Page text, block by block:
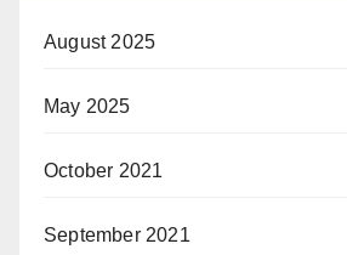
August 2025
May 2025
October 2021
September 2021